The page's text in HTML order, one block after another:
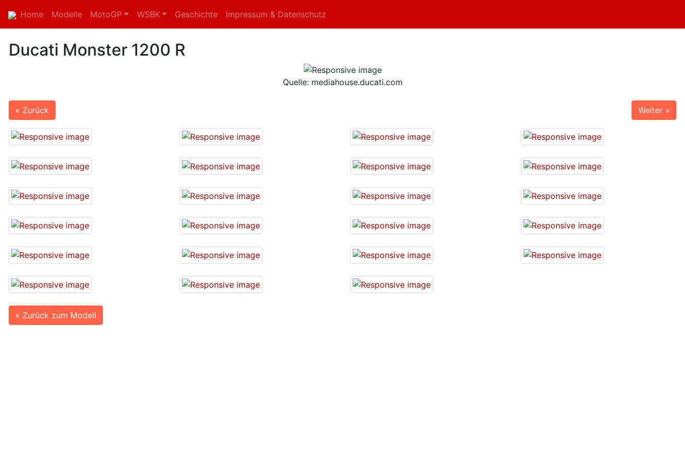
Home Modelle MotoGP WSBK Geschichte Impressum & Datenschutz
Ducati Monster 1200 R
Quelle: mediahouse.ducati.com
« Zurück Weiter »
« Zurück zum Modell